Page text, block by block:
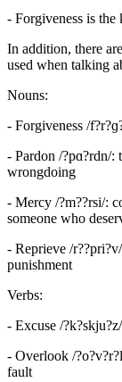
- Forgiveness is
In addition, there
used when talking
Nouns:
- Forgiveness /
- Pardon /?pɑ?rdn/:
wrongdoing
- Mercy /?m??rsi/:
someone who
- Reprieve /
punishment
Verbs:
- Excuse /
- Overlook /
fault